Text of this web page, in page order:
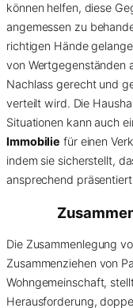
können helfen, diese
angemessen zu
richtigen Hände
von Wertgegenständen
Nachlass gerecht und
verteilt wird. Die
Situationen kann auch
Immobilie für einen
indem sie sicherstellt,
ansprechend
Die Zusammenlegung
Zusammenziehen von
Wohngemeinschaft,
Herausforderung,